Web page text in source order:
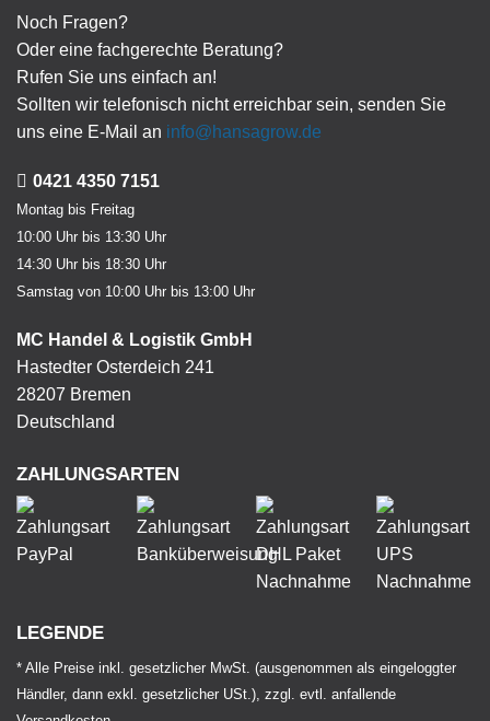
Noch Fragen?
Oder eine fachgerechte Beratung?
Rufen Sie uns einfach an!
Sollten wir telefonisch nicht erreichbar sein, senden Sie
uns eine E-Mail an info@hansagrow.de
0421 4350 7151
Montag bis Freitag
10:00 Uhr bis 13:30 Uhr
14:30 Uhr bis 18:30 Uhr
Samstag von 10:00 Uhr bis 13:00 Uhr
MC Handel & Logistik GmbH
Hastedter Osterdeich 241
28207 Bremen
Deutschland
ZAHLUNGSARTEN
LEGENDE
* Alle Preise inkl. gesetzlicher MwSt. (ausgenommen als eingeloggter
Händler, dann exkl. gesetzlicher USt.), zzgl. evtl. anfallende